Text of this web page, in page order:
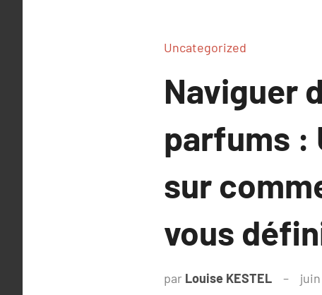
Uncategorized
Naviguer
parfums :
sur
vous
par Louise KESTEL